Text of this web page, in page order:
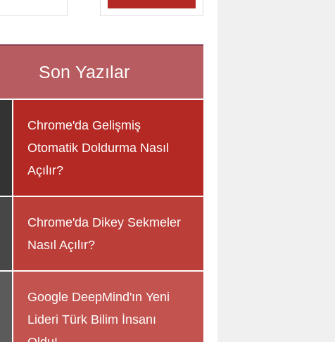
Chrome'da Gelişmiş
Otomatik Doldurma Nasıl
Açılır?
Chrome'da Dikey Sekmeler
Nasıl Açılır?
Google DeepMind'ın Yeni
Lideri Türk Bilim İnsanı